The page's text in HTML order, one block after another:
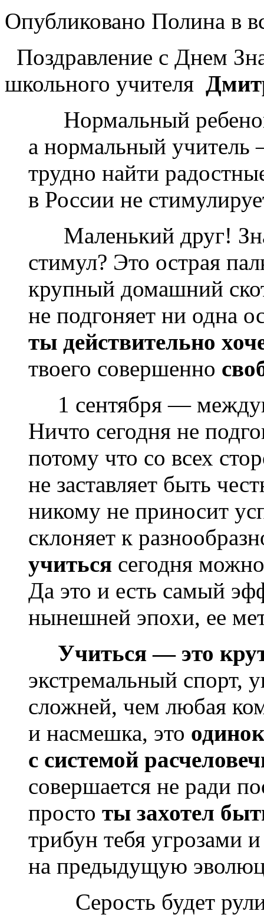
Опубликовано Полина в
Поздравление с Днем
школьного учителя
Нормальный
а нормальный
трудно найти
в России не
Маленький друг!
стимул? Это острая
крупный домашний
не подгоняет ни одна
ты действительно
твоего совершенно
1 сентября —
Ничто сегодня не
потому что со всех
не заставляет быть
никому не приносит
склоняет к
учиться сегодня можно
Да это и есть самый
нынешней эпохи, ее
Учиться — это
экстремальный спорт,
сложней, чем любая
и насмешка, это
с системой
совершается не ради
просто ты захотел
трибун тебя угрозами
на предыдущую
Серость будет